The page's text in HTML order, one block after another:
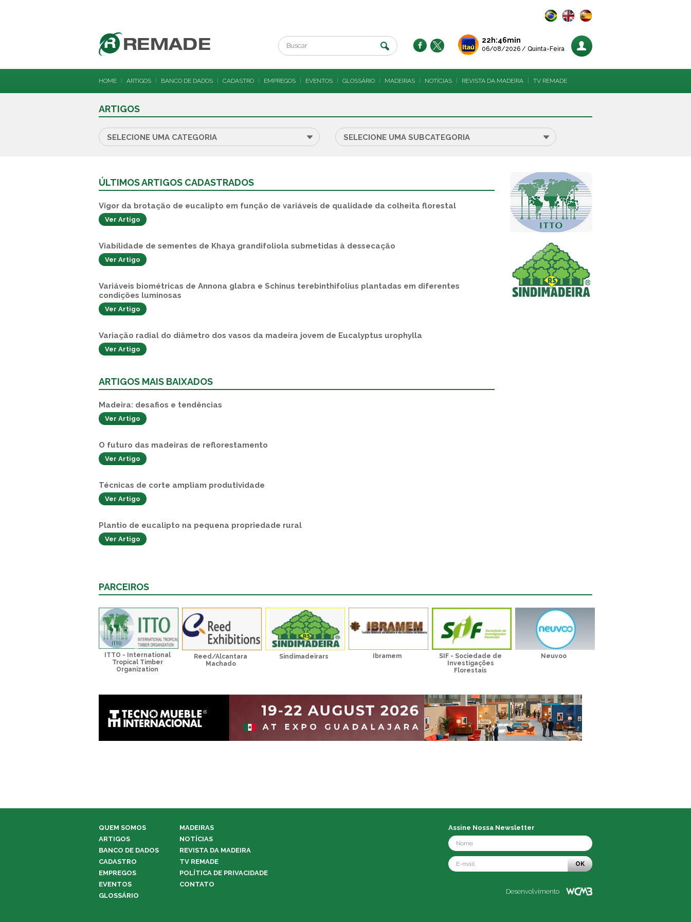
22h:46min
06/08/2026 / Quinta-Feira
HOME ARTIGOS BANCO DE DADOS CADASTRO EMPREGOS EVENTOS GLOSSÁRIO MADEIRAS NOTÍCIAS REVISTA DA MADEIRA TV REMADE
ARTIGOS
ÚLTIMOS ARTIGOS CADASTRADOS
Vigor da brotação de eucalipto em função de variáveis de qualidade da colheita florestal
Ver Artigo
Viabilidade de sementes de Khaya grandifoliola submetidas à dessecação
Ver Artigo
Variáveis biométricas de Annona glabra e Schinus terebinthifolius plantadas em diferentes
condições luminosas
Ver Artigo
Variação radial do diâmetro dos vasos da madeira jovem de Eucalyptus urophylla
Ver Artigo
ARTIGOS MAIS BAIXADOS
Madeira: desafios e tendências
Ver Artigo
O futuro das madeiras de reflorestamento
Ver Artigo
Técnicas de corte ampliam produtividade
Ver Artigo
Plantio de eucalipto na pequena propriedade rural
Ver Artigo
PARCEIROS
ITTO - International
Tropical Timber
Organization
Reed/Alcantara
Machado
Sindimadeirars Ibramem
SIF - Sociedade de
Investigações
Florestais
Neuvoo
QUEM SOMOS
ARTIGOS
BANCO DE DADOS
CADASTRO
EMPREGOS
EVENTOS
GLOSSÁRIO
MADEIRAS
NOTÍCIAS
REVISTA DA MADEIRA
TV REMADE
POLÍTICA DE PRIVACIDADE
CONTATO
Assine Nossa Newsletter
OK
Desenvolvimento